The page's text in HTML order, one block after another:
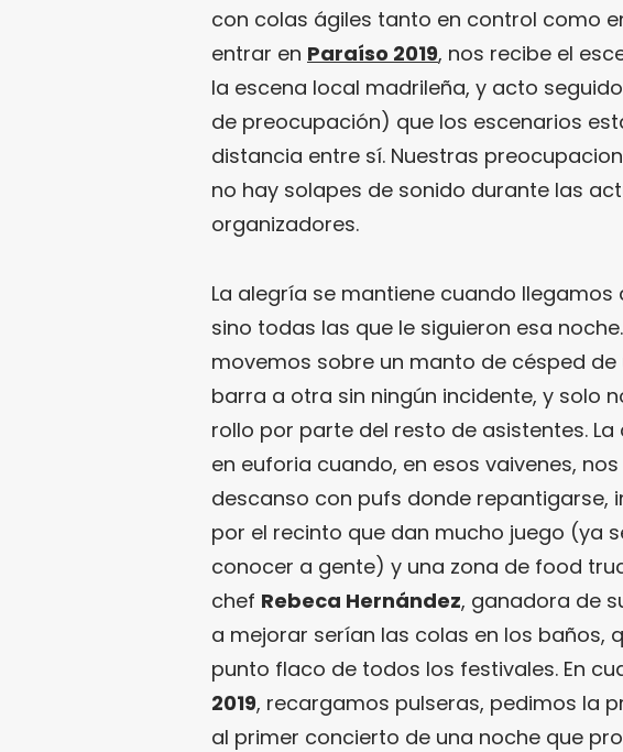
con colas ágiles tanto en control como
entrar en Paraíso 2019, nos recibe el
la escena local madrileña, y acto
de preocupación) que los escenarios
distancia entre sí. Nuestras
no hay solapes de sonido durante las
organizadores.
La alegría se mantiene cuando
sino todas las que le siguieron esa
movemos sobre un manto de césped
barra a otra sin ningún incidente, y solo
rollo por parte del resto de asistentes.
en euforia cuando, en esos vaivenes,
descanso con pufs donde
por el recinto que dan mucho juego (ya
conocer a gente) y una zona de food
chef Rebeca Hernández, ganadora de
a mejorar serían las colas en los baños,
punto flaco de todos los festivales. En
2019, recargamos pulseras, pedimos la
al primer concierto de una noche que